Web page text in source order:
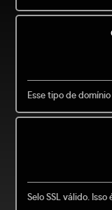
Esse tipo de
Selo SSL válido. Isso